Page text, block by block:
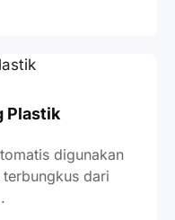
Plastik
digunakan
dari